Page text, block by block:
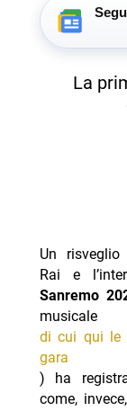
La
Un
Rai e
Sanremo
di cui qui le
gara
) ha
come,